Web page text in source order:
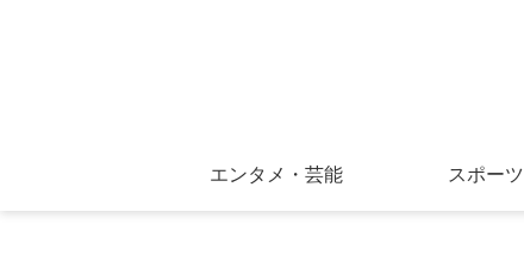
エンタメ・芸能 スポーツ